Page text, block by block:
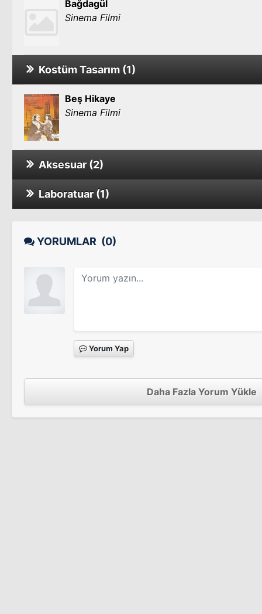
Bağdagül
Sinema Filmi
Kostüm Tasarım (1)
Beş Hikaye
Sinema Filmi
Aksesuar (2)
Yangın Var
Sinema Filmi
Sinema Filmi
Laboratuar (1)
Sinema Filmi
YORUMLAR (0)
Yorum Yap
Daha Fazla Yorum Yükle